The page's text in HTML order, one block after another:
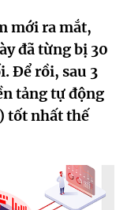
mới ra mắt,
đã từng bị 30
Để rồi, sau 3
tảng tự động
tốt nhất thế